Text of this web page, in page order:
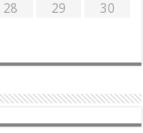
28 29
30